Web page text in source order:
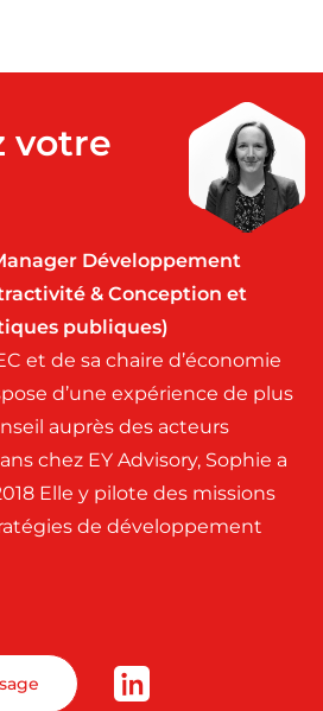
votre
Développement
& Conception et
publiques)
et de sa chaire d’économie
d’une expérience de plus
auprès des acteurs
chez EY Advisory, Sophie a
Elle y pilote des missions
de développement